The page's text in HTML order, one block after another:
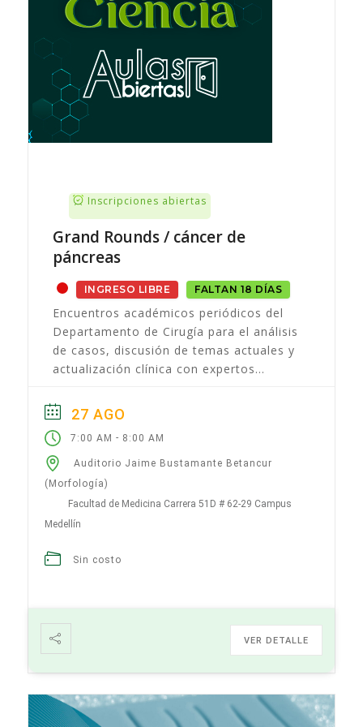
Inscripciones abiertas
Grand Rounds / cáncer de
páncreas
INGRESO LIBRE FALTAN 18 DÍAS
Encuentros académicos periódicos del
Departamento de Cirugía para el análisis
de casos, discusión de temas actuales y
actualización clínica con expertos
Hoyos Ponente Cirugía hepatobiliar...
27 AGO
7:00 AM - 8:00 AM
Auditorio Jaime Bustamante Betancur
(Morfología)
Facultad de Medicina Carrera 51D # 62-29 Campus
Medellín
Sin costo
VER DETALLE